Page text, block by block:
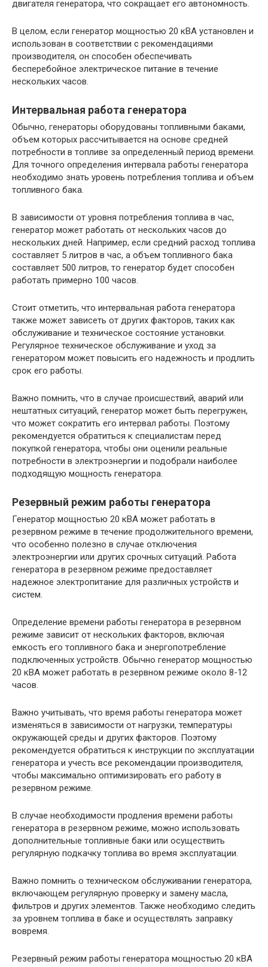
двигателя генератора, что сокращает его автономность.
В целом, если генератор мощностью 20 кВА установлен и
использован в соответствии с рекомендациями
производителя, он способен обеспечивать
бесперебойное электрическое питание в течение
нескольких часов.
Интервальная работа генератора
Обычно, генераторы оборудованы топливными баками,
объем которых рассчитывается на основе средней
потребности в топливе за определенный период времени.
Для точного определения интервала работы генератора
необходимо знать уровень потребления топлива и объем
топливного бака.
В зависимости от уровня потребления топлива в час,
генератор может работать от нескольких часов до
нескольких дней. Например, если средний расход топлива
составляет 5 литров в час, а объем топливного бака
составляет 500 литров, то генератор будет способен
работать примерно 100 часов.
Стоит отметить, что интервальная работа генератора
также может зависеть от других факторов, таких как
обслуживание и техническое состояние установки.
Регулярное техническое обслуживание и уход за
генератором может повысить его надежность и продлить
срок его работы.
Важно помнить, что в случае происшествий, аварий или
нештатных ситуаций, генератор может быть перегружен,
что может сократить его интервал работы. Поэтому
рекомендуется обратиться к специалистам перед
покупкой генератора, чтобы они оценили реальные
потребности в электроэнергии и подобрали наиболее
подходящую мощность генератора.
Резервный режим работы генератора
Генератор мощностью 20 кВА может работать в
резервном режиме в течение продолжительного времени,
что особенно полезно в случае отключения
электроэнергии или других срочных ситуаций. Работа
генератора в резервном режиме предоставляет
надежное электропитание для различных устройств и
систем.
Определение времени работы генератора в резервном
режиме зависит от нескольких факторов, включая
емкость его топливного бака и энергопотребление
подключенных устройств. Обычно генератор мощностью
20 кВА может работать в резервном режиме около 8-12
часов.
Важно учитывать, что время работы генератора может
изменяться в зависимости от нагрузки, температуры
окружающей среды и других факторов. Поэтому
рекомендуется обратиться к инструкции по эксплуатации
генератора и учесть все рекомендации производителя,
чтобы максимально оптимизировать его работу в
резервном режиме.
В случае необходимости продления времени работы
генератора в резервном режиме, можно использовать
дополнительные топливные баки или осуществить
регулярную подкачку топлива во время эксплуатации.
Важно помнить о техническом обслуживании генератора,
включающем регулярную проверку и замену масла,
фильтров и других элементов. Также необходимо следить
за уровнем топлива в баке и осуществлять заправку
вовремя.
Резервный режим работы генератора мощностью 20 кВА